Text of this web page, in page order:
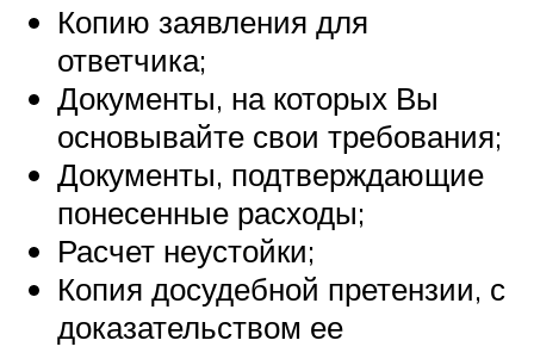
Копию заявления для
ответчика;
Документы, на которых Вы
основывайте свои требования;
Документы, подтверждающие
понесенные расходы;
Расчет неустойки;
Копия досудебной претензии, с
доказательством ее